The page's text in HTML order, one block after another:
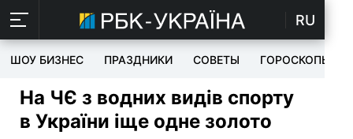
RU
ШОУ БИЗНЕС ПРАЗДНИКИ СОВЕТЫ ГОРОСКОПЫ
На ЧЄ з водних видів спорту
в України іще одне золото